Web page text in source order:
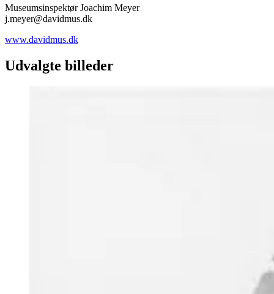
Museumsinspektør Joachim Meyer
j.meyer@davidmus.dk
www.davidmus.dk
Udvalgte billeder